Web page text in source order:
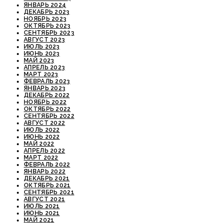
ЯНВАРЬ 2024
ДЕКАБРЬ 2023
НОЯБРЬ 2023
ОКТЯБРЬ 2023
СЕНТЯБРЬ 2023
АВГУСТ 2023
ИЮЛЬ 2023
ИЮНЬ 2023
МАЙ 2023
АПРЕЛЬ 2023
МАРТ 2023
ФЕВРАЛЬ 2023
ЯНВАРЬ 2023
ДЕКАБРЬ 2022
НОЯБРЬ 2022
ОКТЯБРЬ 2022
СЕНТЯБРЬ 2022
АВГУСТ 2022
ИЮЛЬ 2022
ИЮНЬ 2022
МАЙ 2022
АПРЕЛЬ 2022
МАРТ 2022
ФЕВРАЛЬ 2022
ЯНВАРЬ 2022
ДЕКАБРЬ 2021
ОКТЯБРЬ 2021
СЕНТЯБРЬ 2021
АВГУСТ 2021
ИЮЛЬ 2021
ИЮНЬ 2021
МАЙ 2021